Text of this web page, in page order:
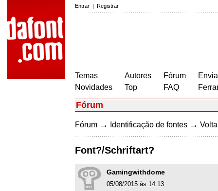
Entrar | Registrar
Temas
Novidades
Autores
Top
Fórum
FAQ
Fórum
Fórum → Identificação de fontes →
Font?/Schriftart?
Gamingwithdome
05/08/2015 às 14:13